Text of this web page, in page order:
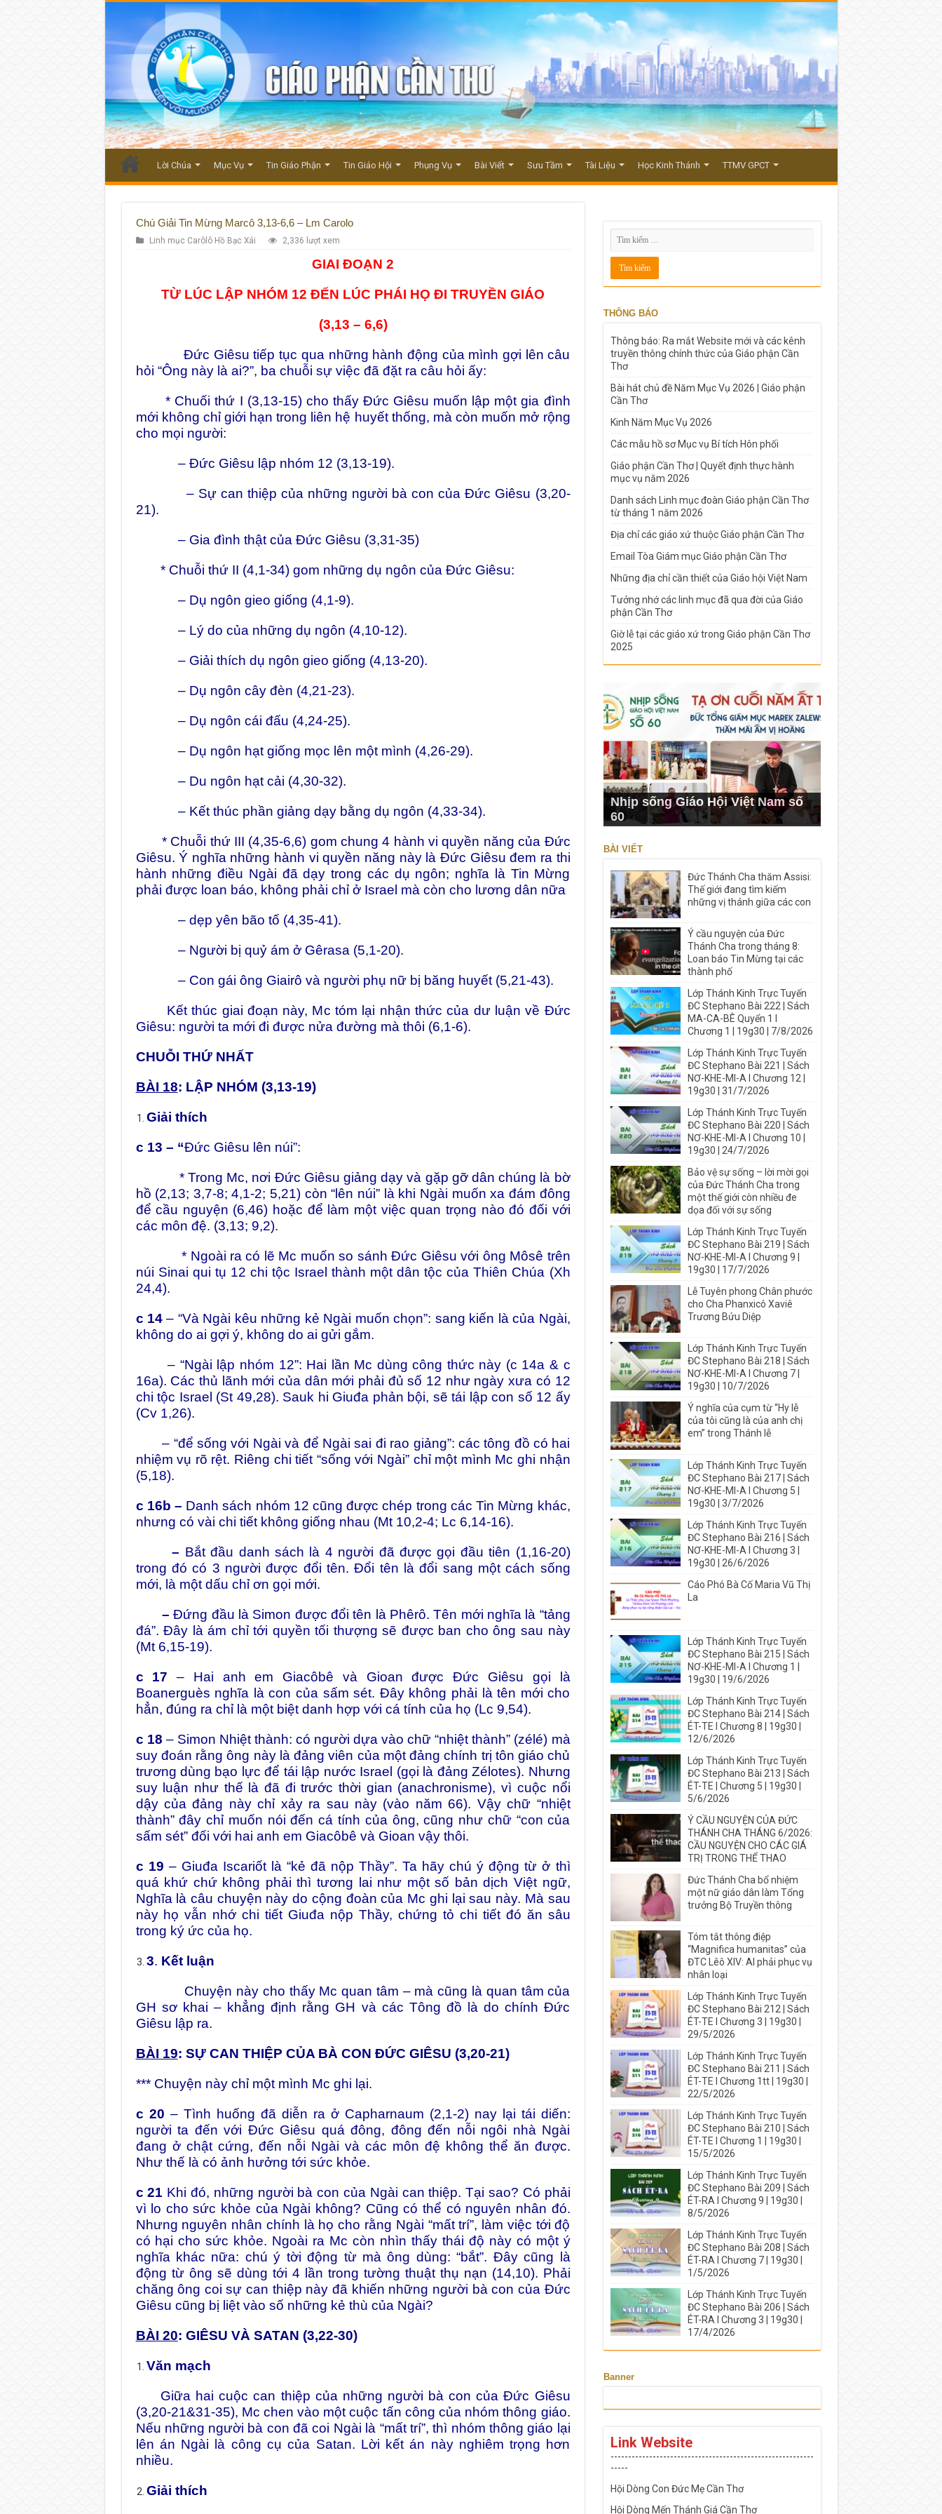
Lời Chúa Mục Vụ Tin Giáo Phận Tin Giáo Hội Phụng Vụ Bài Viết Sưu Tầm Tài Liệu Học Kinh Thánh TTMV GPCT
Chú Giải Tin Mừng Marcô 3,13-6,6 – Lm Carolo
Linh mục Carôlô Hồ Bạc Xái 2,336 lượt xem
GIAI ĐOẠN 2
TỪ LÚC LẬP NHÓM 12 ĐẾN LÚC PHÁI HỌ ĐI TRUYỀN GIÁO
(3,13 – 6,6)
Đức Giêsu tiếp tục qua những hành động của mình gợi lên câu
hỏi “Ông này là ai?”, ba chuỗi sự việc đã đặt ra câu hỏi ấy:
* Chuối thứ I (3,13-15) cho thấy Đức Giêsu muốn lập một gia đình
mới không chỉ giới hạn trong liên hệ huyết thống, mà còn muốn mở rộng
cho mọi người:
– Đức Giêsu lập nhóm 12 (3,13-19).
– Sự can thiệp của những người bà con của Đức Giêsu (3,20-
21).
– Gia đình thật của Đức Giêsu (3,31-35)
* Chuỗi thứ II (4,1-34) gom những dụ ngôn của Đức Giêsu:
– Dụ ngôn gieo giống (4,1-9).
– Lý do của những dụ ngôn (4,10-12).
– Giải thích dụ ngôn gieo giống (4,13-20).
– Dụ ngôn cây đèn (4,21-23).
– Dụ ngôn cái đấu (4,24-25).
– Dụ ngôn hạt giống mọc lên một mình (4,26-29).
– Du ngôn hạt cải (4,30-32).
– Kết thúc phần giảng dạy bằng dụ ngôn (4,33-34).
* Chuỗi thứ III (4,35-6,6) gom chung 4 hành vi quyền năng của Đức
Giêsu. Ý nghĩa những hành vi quyền năng này là Đức Giêsu đem ra thi
hành những điều Ngài đã dạy trong các dụ ngôn; nghĩa là Tin Mừng
phải được loan báo, không phải chỉ ở Israel mà còn cho lương dân nữa
– dẹp yên bão tố (4,35-41).
– Người bị quỷ ám ở Gêrasa (5,1-20).
– Con gái ông Giairô và người phụ nữ bị băng huyết (5,21-43).
Kết thúc giai đoạn này, Mc tóm lại nhận thức của dư luận về Đức
Giêsu: người ta mới đi được nửa đường mà thôi (6,1-6).
CHUỖI THỨ NHẤT
BÀI 18: LẬP NHÓM (3,13-19)
Giải thích
c 13 – “Đức Giêsu lên núi”:
* Trong Mc, nơi Đức Giêsu giảng dạy và gặp gỡ dân chúng là bờ
hồ (2,13; 3,7-8; 4,1-2; 5,21) còn “lên núi” là khi Ngài muốn xa đám đông
để cầu nguyện (6,46) hoặc để làm một việc quan trọng nào đó đối với
các môn đệ. (3,13; 9,2).
* Ngoài ra có lẽ Mc muốn so sánh Đức Giêsu với ông Môsê trên
núi Sinai qui tụ 12 chi tộc Israel thành một dân tộc của Thiên Chúa (Xh
24,4).
c 14– “Và Ngài kêu những kẻ Ngài muốn chọn”: sang kiến là của Ngài,
không do ai gợi ý, không do ai gửi gắm.
– “Ngài lập nhóm 12”: Hai lần Mc dùng công thức này (c 14a & c
16a). Các thủ lãnh mới của dân mới phải đủ số 12 như ngày xưa có 12
chi tộc Israel (St 49,28). Sauk hi Giuđa phản bội, sẽ tái lập con số 12 ấy
(Cv 1,26).
– “để sống với Ngài và để Ngài sai đi rao giảng”: các tông đồ có hai
nhiệm vụ rõ rệt. Riêng chi tiết “sống với Ngài” chỉ một mình Mc ghi nhận
(5,18).
c 16b – Danh sách nhóm 12 cũng được chép trong các Tin Mừng khác,
nhưng có vài chi tiết không giống nhau (Mt 10,2-4; Lc 6,14-16).
– Bắt đầu danh sách là 4 người đã được gọi đầu tiên (1,16-20)
trong đó có 3 người được đổi tên. Đổi tên là đổi sang một cách sống
mới, là một dấu chỉ ơn gọi mới.
– Đứng đầu là Simon được đổi tên là Phêrô. Tên mới nghĩa là “tảng
đá”. Đây là ám chỉ tới quyền tối thượng sẽ được ban cho ông sau này
(Mt 6,15-19).
c 17 – Hai anh em Giacôbê và Gioan được Đức Giêsu gọi là
Boanerguès nghĩa là con của sấm sét. Đây không phải là tên mới cho
hẳn, đúng ra chỉ là một biệt danh hợp với cá tính của họ (Lc 9,54).
c 18 – Simon Nhiệt thành: có người dựa vào chữ “nhiệt thành” (zélé) mà
suy đoán rằng ông này là đảng viên của một đảng chính trị tôn giáo chủ
trương dùng bạo lực để tái lập nước Israel (gọi là đảng Zélotes). Nhưng
suy luận như thế là đã đi trước thời gian (anachronisme), vì cuộc nổi
dậy của đảng này chỉ xảy ra sau này (vào năm 66). Vậy chữ “nhiệt
thành” đây chỉ muốn nói đến cá tính của ông, cũng như chữ “con của
sấm sét” đối với hai anh em Giacôbê và Gioan vậy thôi.
c 19 – Giuđa Iscariốt là “kẻ đã nộp Thầy”. Ta hãy chú ý động từ ở thì
quá khứ chứ không phải thì tương lai như một số bản dịch Việt ngữ,
Nghĩa là câu chuyện này do cộng đoàn của Mc ghi lại sau này. Mà sau
này họ vẫn nhớ chi tiết Giuđa nộp Thầy, chứng tỏ chi tiết đó ăn sâu
trong ký ức của họ.
3. Kết luận
Chuyện này cho thấy Mc quan tâm – mà cũng là quan tâm của
GH sơ khai – khẳng định rằng GH và các Tông đồ là do chính Đức
Giêsu lập ra.
BÀI 19: SỰ CAN THIỆP CỦA BÀ CON ĐỨC GIÊSU (3,20-21)
*** Chuyện này chỉ một mình Mc ghi lại.
c 20 – Tình huống đã diễn ra ở Capharnaum (2,1-2) nay lại tái diến:
người ta đến với Đức Giêsu quá đông, đông đến nỗi ngôi nhà Ngài
đang ở chật cứng, đến nỗi Ngài và các môn đệ không thể ăn được.
Như thế là có ảnh hưởng tới sức khỏe.
c 21 Khi đó, những người bà con của Ngài can thiệp. Tại sao? Có phải
vì lo cho sức khỏe của Ngài không? Cũng có thể có nguyên nhân đó.
Nhưng nguyên nhân chính là họ cho rằng Ngài “mất trí”, làm việc tới độ
có hại cho sức khỏe. Ngoài ra Mc còn nhìn thấy thái độ này có một ý
nghĩa khác nữa: chú ý tời động từ mà ông dùng: “bắt”. Đây cũng là
động từ ông sẽ dùng tới 4 lần trong tường thuật thụ nạn (14,10). Phải
chăng ông coi sự can thiệp này đã khiến những người bà con của Đức
Giêsu cũng bị liệt vào số những kẻ thù của Ngài?
BÀI 20: GIÊSU VÀ SATAN (3,22-30)
Văn mạch
Giữa hai cuộc can thiệp của những người bà con của Đức Giêsu
(3,20-21&31-35), Mc chen vào một cuộc tấn công của nhóm thông giáo.
Nếu những người bà con đã coi Ngài là “mất trí”, thì nhóm thông giáo lại
lên án Ngài là công cụ của Satan. Lời kết án này nghiêm trọng hơn
nhiều.
Giải thích
THÔNG BÁO
Thông báo: Ra mắt Website mới và các kênh
truyền thông chính thức của Giáo phận Cần
Thơ
Bài hát chủ đề Năm Mục Vụ 2026 | Giáo phận
Cần Thơ
Kinh Năm Mục Vụ 2026
Các mẫu hồ sơ Mục vụ Bí tích Hôn phối
Giáo phận Cần Thơ | Quyết định thực hành
mục vụ năm 2026
Danh sách Linh mục đoàn Giáo phận Cần Thơ
từ tháng 1 năm 2026
Địa chỉ các giáo xứ thuộc Giáo phận Cần Thơ
Email Tòa Giám mục Giáo phận Cần Thơ
Những địa chỉ cần thiết của Giáo hội Việt Nam
Tưởng nhớ các linh mục đã qua đời của Giáo
phận Cần Thơ
Giờ lễ tại các giáo xứ trong Giáo phận Cần Thơ
2025
Nhịp sống Giáo Hội Việt Nam số
60
BÀI VIẾT
Đức Thánh Cha thăm Assisi:
Thế giới đang tìm kiếm
những vị thánh giữa các con
Ý cầu nguyện của Đức
Thánh Cha trong tháng 8:
Loan báo Tin Mừng tại các
thành phố
Lớp Thánh Kinh Trực Tuyến
ĐC Stephano Bài 222 | Sách
MA-CA-BÊ Quyển 1 I
Chương 1 | 19g30 | 7/8/2026
Lớp Thánh Kinh Trực Tuyến
ĐC Stephano Bài 221 | Sách
NƠ-KHE-MI-A I Chương 12 |
19g30 | 31/7/2026
Lớp Thánh Kinh Trực Tuyến
ĐC Stephano Bài 220 | Sách
NƠ-KHE-MI-A I Chương 10 |
19g30 | 24/7/2026
Bảo vệ sự sống – lời mời gọi
của Đức Thánh Cha trong
một thế giới còn nhiều đe
dọa đối với sự sống
Lớp Thánh Kinh Trực Tuyến
ĐC Stephano Bài 219 | Sách
NƠ-KHE-MI-A I Chương 9 |
19g30 | 17/7/2026
Lễ Tuyên phong Chân phước
cho Cha Phanxicô Xaviê
Trương Bửu Diệp
Lớp Thánh Kinh Trực Tuyến
ĐC Stephano Bài 218 | Sách
NƠ-KHE-MI-A I Chương 7 |
19g30 | 10/7/2026
Ý nghĩa của cụm từ “Hy lễ
của tôi cũng là của anh chị
em” trong Thánh lễ
Lớp Thánh Kinh Trực Tuyến
ĐC Stephano Bài 217 | Sách
NƠ-KHE-MI-A I Chương 5 |
19g30 | 3/7/2026
Lớp Thánh Kinh Trực Tuyến
ĐC Stephano Bài 216 | Sách
NƠ-KHE-MI-A I Chương 3 |
19g30 | 26/6/2026
Cáo Phó Bà Cố Maria Vũ Thị
La
Lớp Thánh Kinh Trực Tuyến
ĐC Stephano Bài 215 | Sách
NƠ-KHE-MI-A I Chương 1 |
19g30 | 19/6/2026
Lớp Thánh Kinh Trực Tuyến
ĐC Stephano Bài 214 | Sách
ÉT-TE I Chương 8 | 19g30 |
12/6/2026
Lớp Thánh Kinh Trực Tuyến
ĐC Stephano Bài 213 | Sách
ÉT-TE | Chương 5 | 19g30 |
5/6/2026
Ý CẦU NGUYỆN CỦA ĐỨC
THÁNH CHA THÁNG 6/2026:
CẦU NGUYỆN CHO CÁC GIÁ
TRỊ TRONG THỂ THAO
Đức Thánh Cha bổ nhiệm
một nữ giáo dân làm Tổng
trưởng Bộ Truyền thông
Tóm tắt thông điệp
“Magnifica humanitas” của
ĐTC Lêô XIV: AI phải phục vụ
nhân loại
Lớp Thánh Kinh Trực Tuyến
ĐC Stephano Bài 212 | Sách
ÉT-TE I Chương 3 | 19g30 |
29/5/2026
Lớp Thánh Kinh Trực Tuyến
ĐC Stephano Bài 211 | Sách
ÉT-TE I Chương 1tt | 19g30 |
22/5/2026
Lớp Thánh Kinh Trực Tuyến
ĐC Stephano Bài 210 | Sách
ÉT-TE I Chương 1 | 19g30 |
15/5/2026
Lớp Thánh Kinh Trực Tuyến
ĐC Stephano Bài 209 | Sách
ÉT-RA I Chương 9 | 19g30 |
8/5/2026
Lớp Thánh Kinh Trực Tuyến
ĐC Stephano Bài 208 | Sách
ÉT-RA I Chương 7 | 19g30 |
1/5/2026
Lớp Thánh Kinh Trực Tuyến
ĐC Stephano Bài 206 | Sách
ÉT-RA I Chương 3 | 19g30 |
17/4/2026
Banner
Link Website
----------------------------------------------------------
-----
Hội Dòng Con Đức Mẹ Cần Thơ
Hội Dòng Mến Thánh Giá Cần Thơ